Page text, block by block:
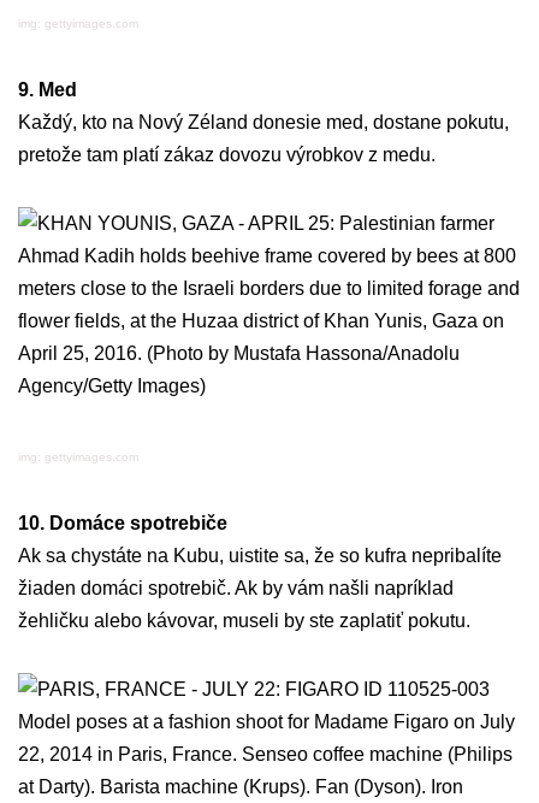
img: gettyimages.com
9. Med
Každý, kto na Nový Zéland donesie med, dostane pokutu,
pretože tam platí zákaz dovozu výrobkov z medu.
img: gettyimages.com
10. Domáce spotrebiče
Ak sa chystáte na Kubu, uistite sa, že so kufra nepribalíte
žiaden domáci spotrebič. Ak by vám našli napríklad
žehličku alebo kávovar, museli by ste zaplatiť pokutu.